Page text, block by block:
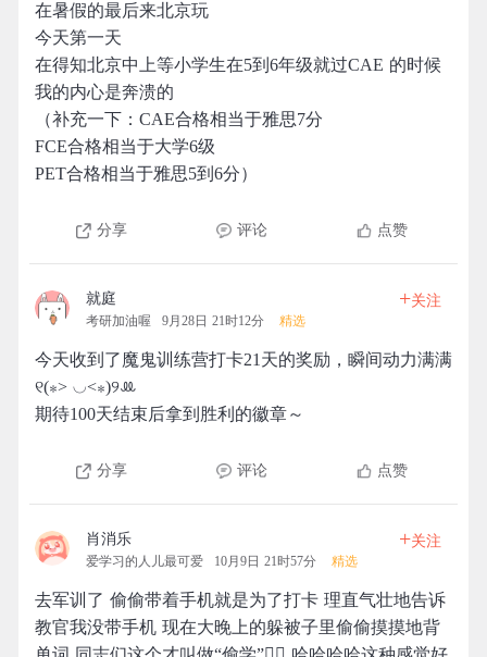
在暑假的最后来北京玩
今天第一天
在得知北京中上等小学生在5到6年级就过CAE 的时候
我的内心是奔溃的
（补充一下：CAE合格相当于雅思7分
FCE合格相当于大学6级
PET合格相当于雅思5到6分）
分享 评论 点赞
就庭
考研加油喔 9月28日 21时12分 精选
+关注
今天收到了魔鬼训练营打卡21天的奖励，瞬间动力满满
୧(⁎˃ ◡˂⁎)୨ꔛ
期待100天结束后拿到胜利的徽章～
分享 评论 点赞
肖消乐
爱学习的人儿最可爱 10月9日 21时57分 精选
+关注
去军训了 偷偷带着手机就是为了打卡 理直气壮地告诉
教官我没带手机 现在大晚上的躲被子里偷偷摸摸地背